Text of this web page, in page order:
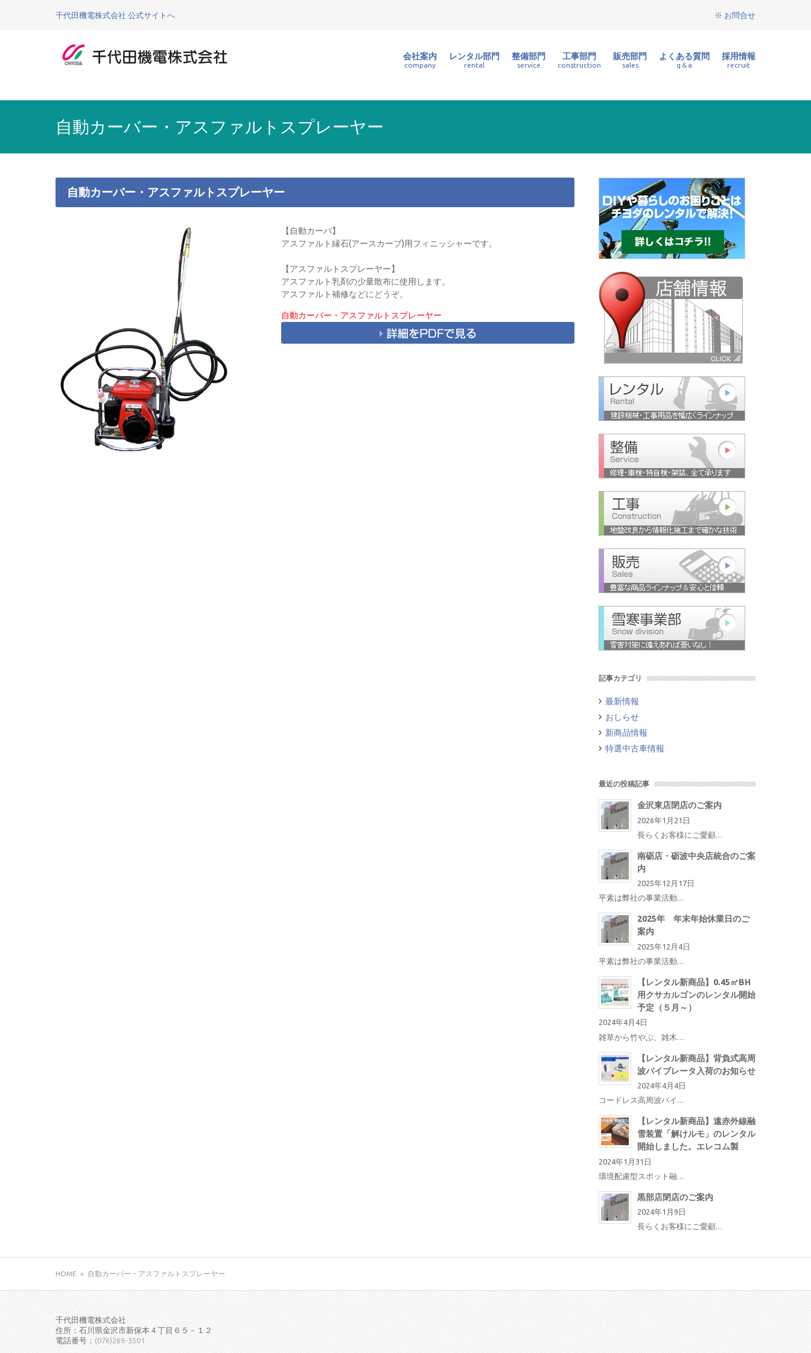
千代田機電株式会社 公式サイトへ ※ お問合せ
Skip
to
会社案内
company
レンタル部門
rental
整備部門
service
工事部門
construction
販売部門
sales
よくある質問
q＆a
採用情報
recruit
自動カーバー・アスファルトスプレーヤー
自動カーバー・アスファルトスプレーヤー
【自動カーバ】
アスファルト縁石(アースカーブ)用フィニッシャーです。
【アスファルトスプレーヤー】
アスファルト乳剤の少量散布に使用します。
アスファルト補修などにどうぞ。
自動カーバー・アスファルトスプレーヤー
記事カテゴリ
最新情報
おしらせ
新商品情報
特選中古車情報
最近の投稿記事
金沢東店閉店のご案内
2026年1月21日
長らくお客様にご愛顧…
南砺店・砺波中央店統合のご案
内
2025年12月17日
平素は弊社の事業活動…
2025年 年末年始休業日のご
案内
2025年12月4日
平素は弊社の事業活動…
【レンタル新商品】0.45㎥BH
用クサカルゴンのレンタル開始
予定（５月～）
2024年4月4日
雑草から竹やぶ、雑木…
【レンタル新商品】背負式高周
波バイブレータ入荷のお知らせ
2024年4月4日
コードレス高周波バイ…
【レンタル新商品】遠赤外線融
雪装置「解けルモ」のレンタル
開始しました。エレコム製
2024年1月31日
環境配慮型スポット融…
黒部店閉店のご案内
2024年1月9日
長らくお客様にご愛顧…
HOME » 自動カーバー・アスファルトスプレーヤー
千代田機電株式会社
住所：石川県金沢市新保本４丁目６５－１２
電話番号： (076)269-3501